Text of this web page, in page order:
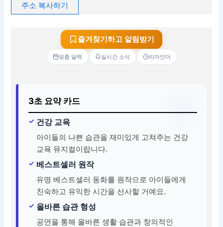
주소 복사하기
즐겨찾기하고 알림받기
맞춤 달력 실시간 소식 리마인더
3초 요약 카드
건강 교육
아이들의 나쁜 습관을 재미있게 고쳐주는 건강
교육 뮤지컬이랍니다.
베스트셀러 원작
유명 베스트셀러 동화를 원작으로 아이들에게
친숙하고 유익한 시간을 선사할 거예요.
올바른 습관 형성
공연을 통해 올바른 생활 습관과 창의적인